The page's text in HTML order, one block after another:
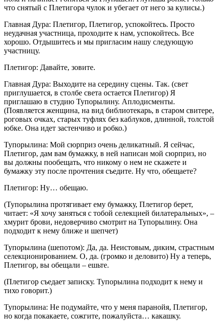
что снятый с Плетигора чулок и убегает от него за кулисы.)
Главная Дура: Плетигор, Плетигор, успокойтесь. Просто
неудачная участница, проходите к нам, успокойтесь. Все
хорошо. Отдышитесь и мы пригласим нашу следующую
участницу.
Плетигор: Давайте, зовите.
Главная Дура: Выходите на середину сцены. Так. (свет
приглушается, в столбе света остается Плетигор) Я
приглашаю в студию Тупорылину. Аплодисменты.
(Появляется женщина, на вид библиотекарь, в старом свитере,
роговых очках, старых туфлях без каблуков, длинной, толстой
юбке. Она идет застенчиво и робко.)
Тупорылина: Мой сюрприз очень деликатный. Я сейчас,
Плетигор, дам вам бумажку, в ней написан мой сюрприз, но
вы должны пообещать, что никому о нем не скажете и
бумажку эту после прочтения съедите. Ну что, обещаете?
Плетигор: Ну… обещаю.
(Тупорылина протягивает ему бумажку, Плетигор берет,
читает: «Я хочу заняться с тобой селекцией билатеральных», –
хмурит брови, недоверчиво смотрит на Тупорылину. Она
подходит к нему ближе и шепчет)
Тупорылина (шепотом): Да, да. Неистовым, диким, страстным
селекционированием. О, да. (громко и деловито) Ну а теперь,
Плетигор, вы обещали – ешьте.
(Плетигор съедает записку. Тупорылина подходит к нему и
тихо говорит.)
Тупорылина: Не подумайте, что у меня паранойя, Плетигор,
но когда покакаете, сожгите, пожалуйста… какашку.